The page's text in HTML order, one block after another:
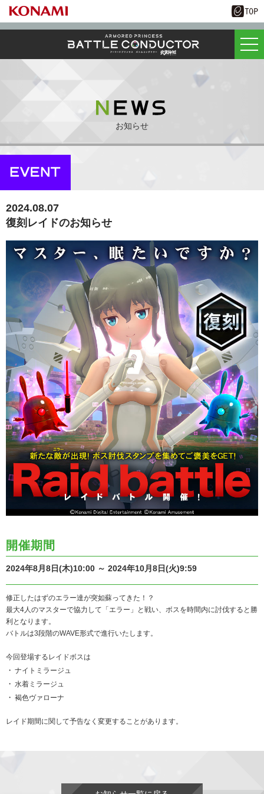
お知らせ
2024.08.07
復刻レイドのお知らせ
開催期間
2024年8月8日(木)10:00 ～ 2024年10月8日(火)9:59
修正したはずのエラー達が突如蘇ってきた！？
最大4人のマスターで協力して「エラー」と戦い、ボスを時間内に討伐すると勝
利となります。
バトルは3段階のWAVE形式で進行いたします。
今回登場するレイドボスは
ナイトミラージュ
水着ミラージュ
褐色ヴァローナ
レイド期間に関して予告なく変更することがあります。